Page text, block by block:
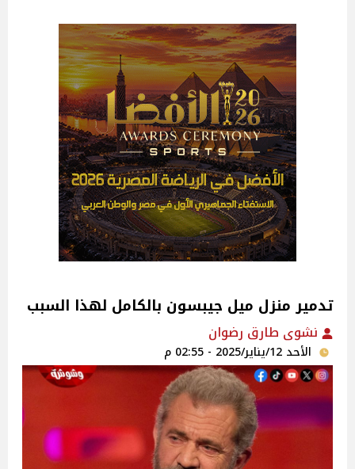
تدمير منزل ميل جيبسون بالكامل لهذا السبب
نشوى طارق رضوان
الأحد 12/يناير/2025 - 02:55 م